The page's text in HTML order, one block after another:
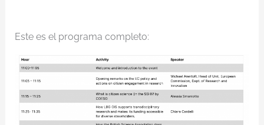
Este es el programa completo: